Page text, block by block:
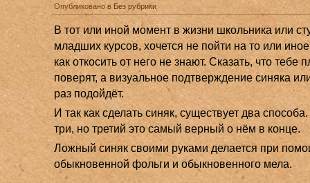
Опубликовано вБез рубрики
В тот или иной момент в жизни школьника или
младших курсов, хочется не пойти на то или
как откосить от него не знают. Сказать, что тебе
поверят, а визуальное подтверждение синяка
раз подойдёт.
И так как сделать синяк, существует два
три, но третий это самый верный о нём в конце.
Ложный синяк своими руками делается при
обыкновенной фольги и обыкновенного мела.